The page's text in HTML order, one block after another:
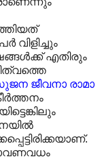
വിളിച്ചും
എതിരും
ജീവനാ രാമാ